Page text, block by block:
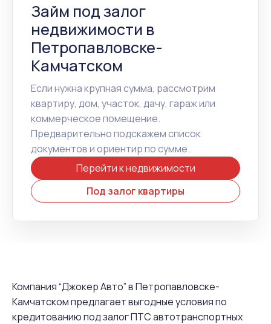
Займ под залог
недвижимости в
Петропавловске-
Камчатском
Если нужна крупная сумма, рассмотрим
квартиру, дом, участок, дачу, гараж или
коммерческое помещение.
Предварительно подскажем список
документов и ориентир по сумме.
Перейти к недвижимости
Под залог квартиры
Компания “Джокер Авто” в Петропавловске-
Камчатском предлагает выгодные условия по
кредитованию под залог ПТС автотранспортных